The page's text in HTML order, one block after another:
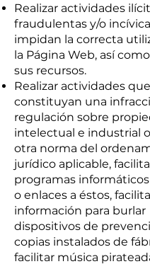
Realizar actividades
fraudulentas y/o
impidan la correcta
la Página Web, así
sus recursos.
Realizar actividades que
constituyan una
regulación sobre
intelectual e industrial
otra norma del
jurídico aplicable,
programas
o enlaces a éstos,
información para burlar
dispositivos de
copias instalados de
facilitar música